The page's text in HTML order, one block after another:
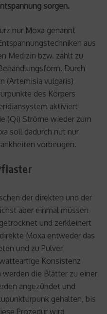
sorgen.
nur Moxa genannt
aus
Medizin bzw. zählt zu
Durch
(Artemisia vulgaris)
des Körpers
aktiviert
(Qi) Ströme wieder zum
soll dadurch nut nur
vorbeugen.
der direkten und der
aber einmal müssen
und zerkleinert
Moxa entweder das
und zu Pulver
Konsistenz
werden die Blätter zu einer
angezündet und
gehalten, bis
Prozedur wird